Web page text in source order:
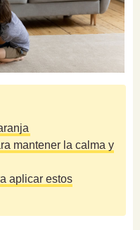
mantener la calma y
aplicar estos